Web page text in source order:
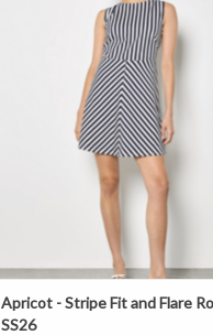
AJOUTER AU PANIER
Apricot - Stripe Fit and Flare
SS26